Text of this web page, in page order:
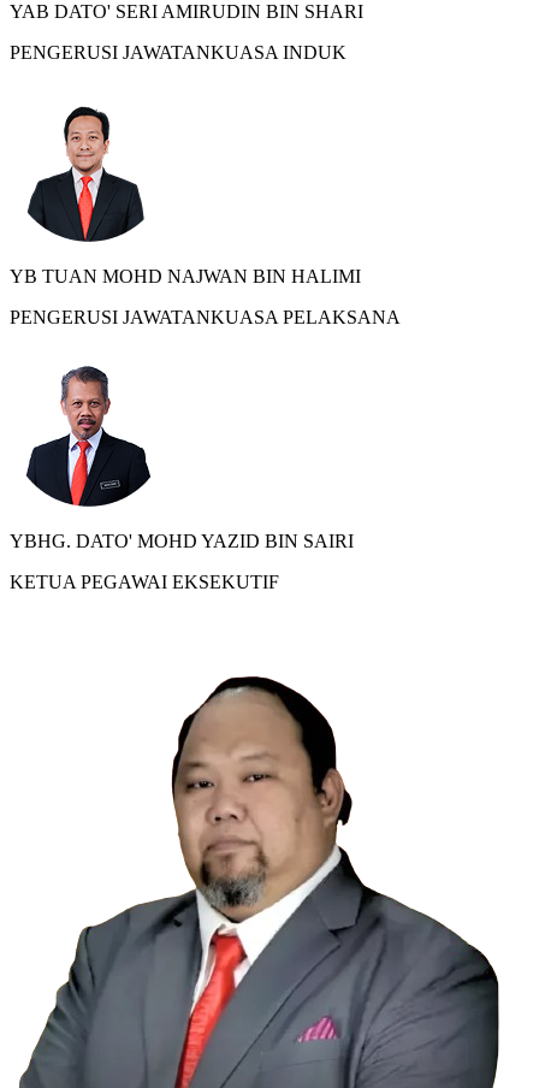
YAB DATO' SERI AMIRUDIN BIN SHARI
PENGERUSI JAWATANKUASA INDUK
YB TUAN MOHD NAJWAN BIN HALIMI
PENGERUSI JAWATANKUASA PELAKSANA
YBHG. DATO' MOHD YAZID BIN SAIRI
KETUA PEGAWAI EKSEKUTIF